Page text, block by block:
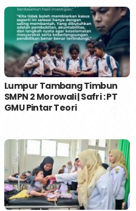
Lumpur Tambang Timbun
SMPN 2 Morowali | Safri : PT
GMU Pintar Teori